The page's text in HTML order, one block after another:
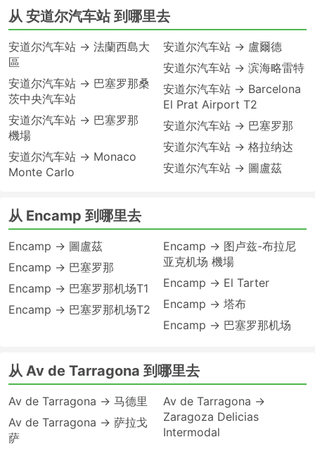
从 安道尔汽车站 到哪里去
安道尔汽车站 → 法蘭西島大
區
安道尔汽车站 → 巴塞罗那桑
茨中央汽车站
安道尔汽车站 → 巴塞罗那
機場
安道尔汽车站 → Monaco
Monte Carlo
安道尔汽车站 → 盧爾德
安道尔汽车站 → 滨海略雷特
安道尔汽车站 → Barcelona
El Prat Airport T2
安道尔汽车站 → 巴塞罗那
安道尔汽车站 → 格拉纳达
安道尔汽车站 → 圖盧茲
从 Encamp 到哪里去
Encamp → 圖盧茲
Encamp → 巴塞罗那
Encamp → 巴塞罗那机场T1
Encamp → 巴塞罗那机场T2
Encamp → 图卢兹-布拉尼
亚克机场 機場
Encamp → El Tarter
Encamp → 塔布
Encamp → 巴塞罗那机场
从 Av de Tarragona 到哪里去
Av de Tarragona → 马德里
Av de Tarragona → 萨拉戈
萨
Av de Tarragona →
Zaragoza Delicias
Intermodal